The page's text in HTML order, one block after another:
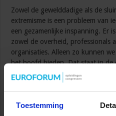
Toestemming
Zowel de gewelddadige als de
extremisme is een probleem van
een gezamenlijke inspanning. Er
zowel de overheid, professionals
organisaties. Alleen zo kunnen
het hoofd bieden. Dat staat in de
Extremismestrategie 2024-2029
(Justitie en Veiligheid), …
Lees verder »